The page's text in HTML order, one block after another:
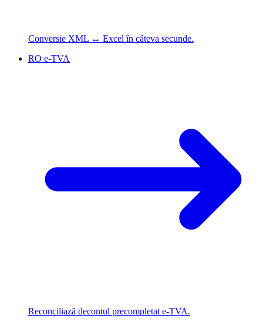
Conversie XML ↔ Excel în câteva secunde.
RO e-TVA
Reconciliază decontul precompletat e-TVA.